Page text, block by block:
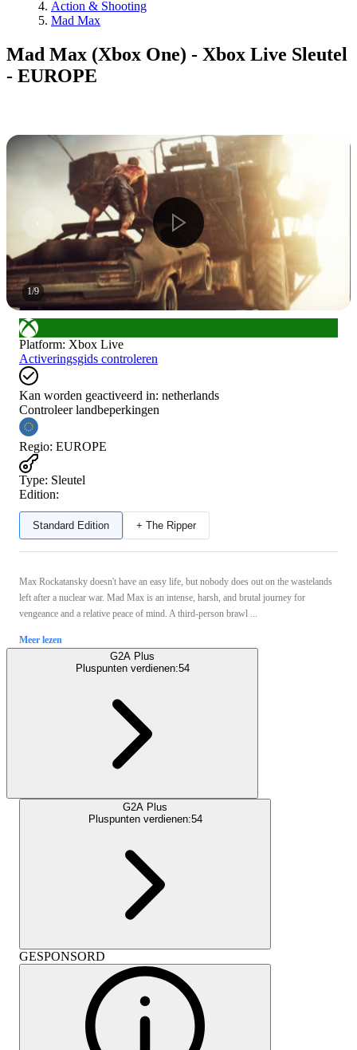
Action & Shooting
Mad Max
Mad Max (Xbox One) - Xbox Live Sleutel
- EUROPE
1/9
Platform: Xbox Live
Activeringsgids controleren
Kan worden geactiveerd in: netherlands
Controleer landbeperkingen
Regio: EUROPE
Type: Sleutel
Edition:
Standard Edition + The Ripper
Max Rockatansky doesn't have an easy life, but nobody does out on the wastelands
left after a nuclear war. Mad Max is an intense, harsh, and brutal journey for
vengeance and a relative peace of mind. A third-person brawl ...
Meer lezen
G2A Plus
Pluspunten verdienen:54
G2A Plus
Pluspunten verdienen:54
GESPONSORD